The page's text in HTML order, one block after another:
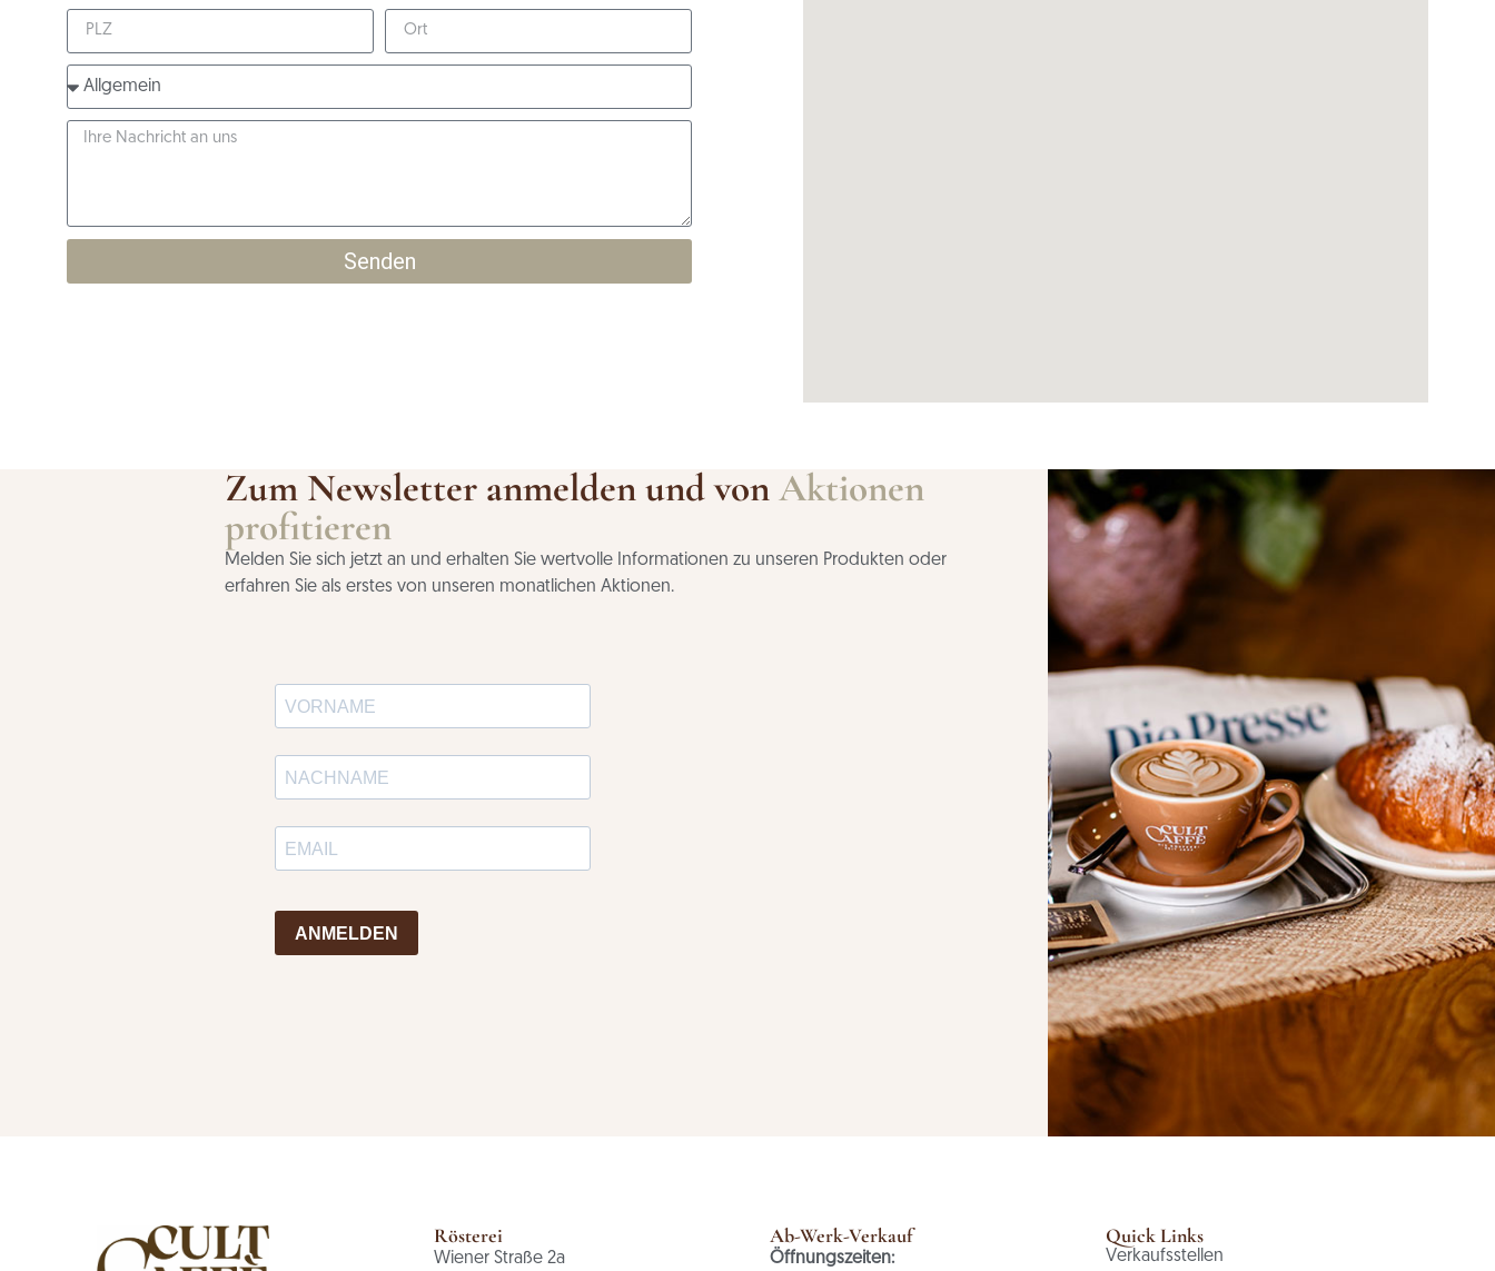
Senden
Zum Newsletter anmelden und vonAktionen
profitieren
Melden Sie sich jetzt an und erhalten Sie wertvolle Informationen zu unseren Produkten oder
erfahren Sie als erstes von unseren monatlichen Aktionen.
ANMELDEN
Rösterei
Wiener Straße 2a
Ab-Werk-Verkauf
Öffnungszeiten:
Quick Links
Verkaufsstellen